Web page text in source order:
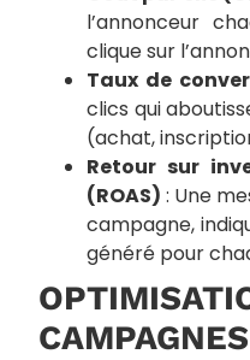
l’annonceur
clique sur
Taux de
clics qui
(achat,
Retour sur
(ROAS) : Une
campagne,
généré pour